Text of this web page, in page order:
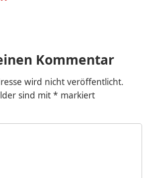
Kommentar
wird nicht veröffentlicht.
sind mit * markiert